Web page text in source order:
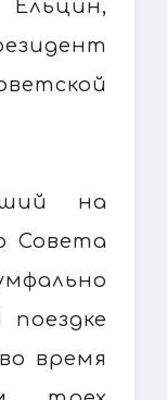
Ельцин,
на
Совета
время